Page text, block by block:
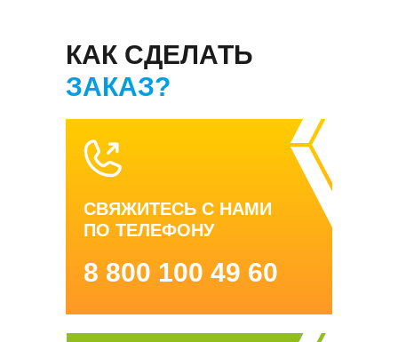
8 800 100 49 60
СВЯЖИТЕСЬ С НАМИ
ПО ТЕЛЕФОНУ
КАК СДЕЛАТЬ
ЗАКАЗ?